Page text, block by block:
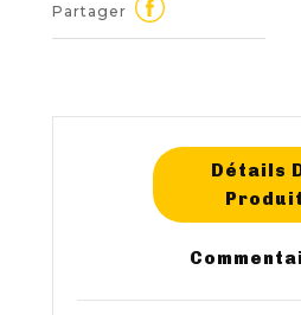
Partager
Détails
Produit